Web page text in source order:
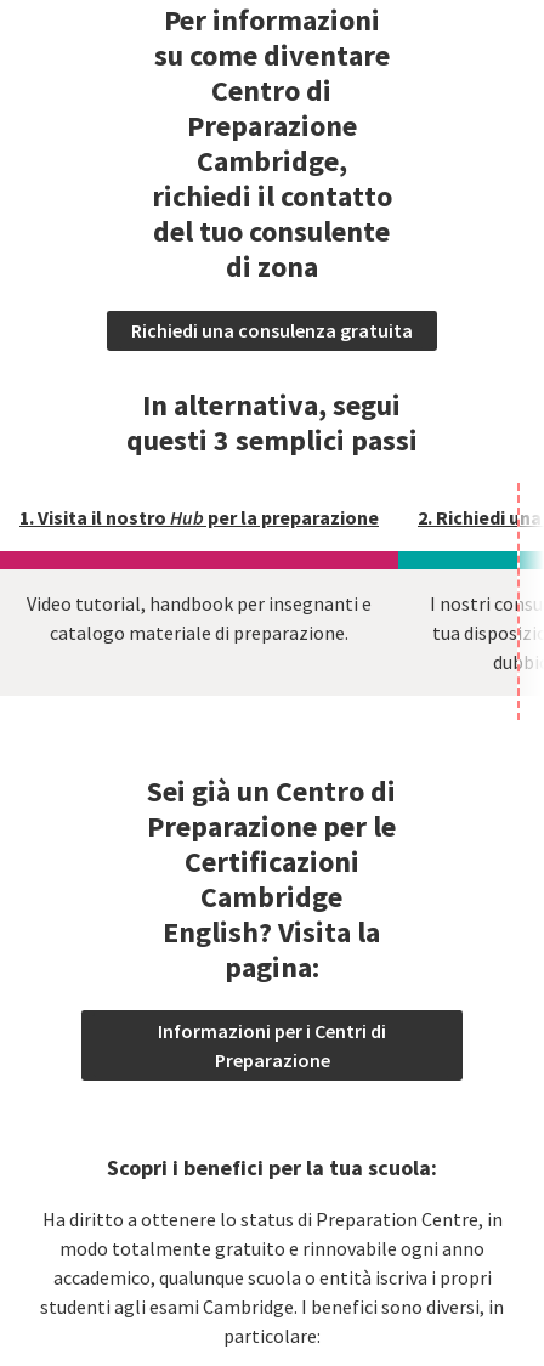
Per informazioni
su come diventare
Centro di
Preparazione
Cambridge,
richiedi il contatto
del tuo consulente
di zona
Richiedi una consulenza gratuita
In alternativa, segui
questi 3 semplici passi
1. Visita il nostro Hub per la preparazione 2. Richiedi
Video tutorial, handbook per insegnanti e
catalogo materiale di preparazione.
I nostri
tua
Sei già un Centro di
Preparazione per le
Certificazioni
Cambridge
English? Visita la
pagina:
Informazioni per i Centri di
Preparazione
Scopri i benefici per la tua scuola:
Ha diritto a ottenere lo status di Preparation Centre, in
modo totalmente gratuito e rinnovabile ogni anno
accademico, qualunque scuola o entità iscriva i propri
studenti agli esami Cambridge. I benefici sono diversi, in
particolare: